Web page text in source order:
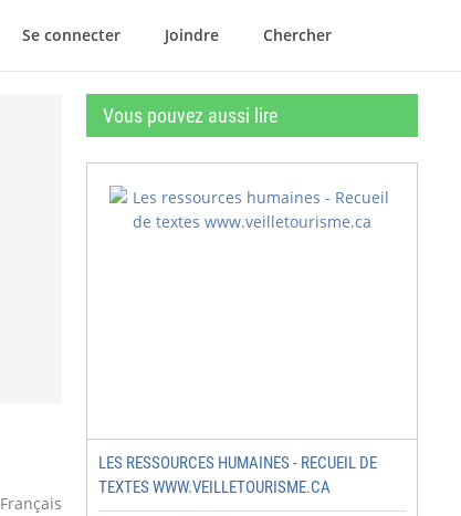
Se connecter Joindre Chercher
Français
Vous pouvez aussi lire
LES RESSOURCES HUMAINES - RECUEIL DE
TEXTES WWW.VEILLETOURISME.CA